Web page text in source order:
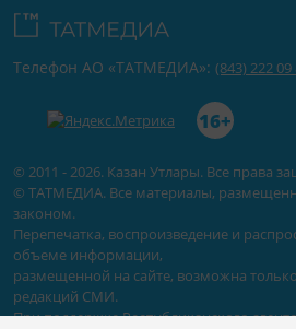
© 2011 - 2026. Казан Утлары. Все права
© ТАТМЕДИА. Все материалы,
законом.
Перепечатка, воспроизведение и
объеме информации,
размещенной на сайте, возможна
редакций СМИ.
При поддержке Республиканского
Телефон АО «ТАТМЕДИА»: (843) 222 09
16+